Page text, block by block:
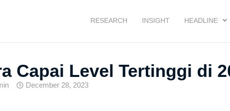
RESEARCH INSIGHT HEADLINE
Capai Level Tertinggi di
December 28, 2023